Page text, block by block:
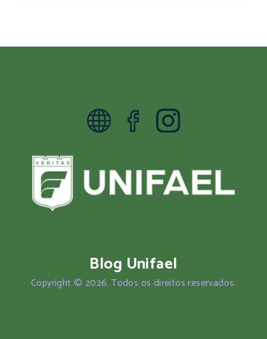
Blog Unifael
Copyright © 2026. Todos os direitos reservados.